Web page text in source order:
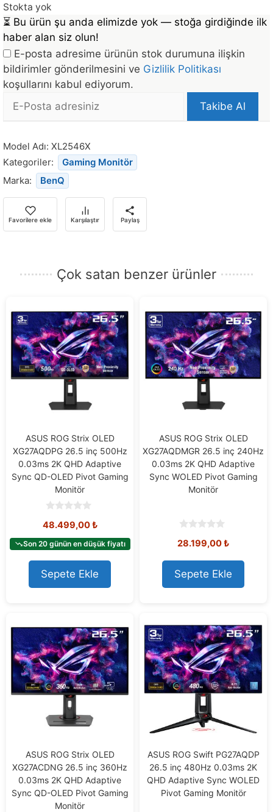
Stokta yok
⏳ Bu ürün şu anda elimizde yok — stoğa girdiğinde ilk
haber alan siz olun!
E-posta adresime ürünün stok durumuna ilişkin
bildirimler gönderilmesini ve Gizlilik Politikası
koşullarını kabul ediyorum.
posta
Takibe Al
ürün
stoğa
döndüğünde
bildirim
almak
için
e-
Model Adı: XL2546X
Kategoriler:
Gaming Monitör
Marka:
BenQ
Favorilere ekle Karşılaştır Paylaş
Çok satan benzer ürünler
ASUS ROG Strix OLED
XG27AQDPG 26.5 inç 500Hz
0.03ms 2K QHD Adaptive
Sync QD-OLED Pivot Gaming
Monitör
o
t
o
f
5
48.499,00₺
Son 20 günün en düşük fiyatı
Sepete Ekle
ASUS ROG Strix OLED
XG27AQDMGR 26.5 inç 240Hz
0.03ms 2K QHD Adaptive
Sync WOLED Pivot Gaming
Monitör
o
t
o
f
5
28.199,00₺
Sepete Ekle
ASUS ROG Strix OLED
XG27ACDNG 26.5 inç 360Hz
0.03ms 2K QHD Adaptive
Sync QD-OLED Pivot Gaming
Monitör
ASUS ROG Swift PG27AQDP
26.5 inç 480Hz 0.03ms 2K
QHD Adaptive Sync WOLED
Pivot Gaming Monitör